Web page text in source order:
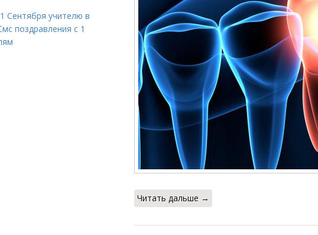
Читать дальше →
Сентября учителю в
поздравления с 1